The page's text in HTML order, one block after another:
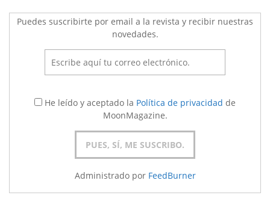
Puedes suscribirte por email a la revista y recibir nuestras
novedades.
He leído y aceptado la Política de privacidad de
MoonMagazine.
Administrado por FeedBurner